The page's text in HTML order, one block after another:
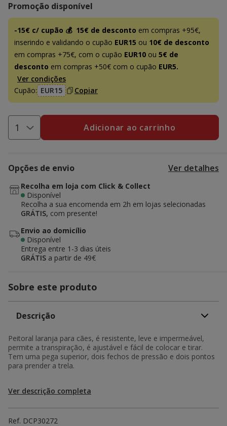
Promoção disponível
-15€ c/ cupão 💰 15€ de desconto em compras +95€,
inserindo e validando o cupão EUR15 ou 10€ de desconto
em compras +75€, com o cupão EUR10 ou 5€ de
desconto em compras +50€ com o cupão EUR5.
Ver condições
Cupão: EUR15 Copiar
Adicionar ao carrinho
Opções de envio Ver detalhes
Recolha em loja com Click & Collect
Disponível
Recolha a sua encomenda em 2h em lojas selecionadas
GRÁTIS, com presente!
Envio ao domicílio
Disponível
Entrega entre 1-3 dias úteis
GRÁTIS a partir de 49€
Sobre este produto
Descrição
Peitoral laranja para cães, é resistente, leve e impermeável,
permite a transpiração, é ajustável e fácil de colocar e tirar.
Tem uma pega superior, dois fechos de pressão e dois pontos
para prender a trela.
Ver descrição completa
Ref. DCP30272